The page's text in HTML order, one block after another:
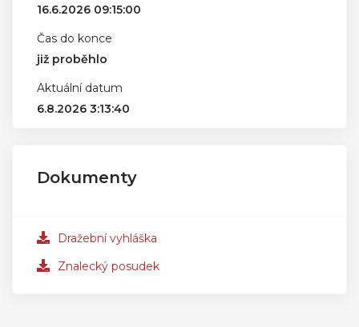
16.6.2026 09:15:00
Čas do konce
již proběhlo
Aktuální datum
6.8.2026 3:13:40
Dokumenty
Dražební vyhláška
Znalecký posudek